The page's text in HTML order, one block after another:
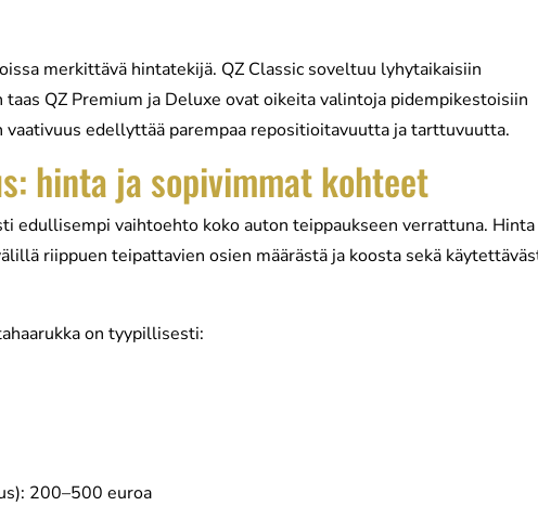
merkittävä hintatekijä. QZ Classic soveltuu lyhytaikaisiin
QZ Premium ja Deluxe ovat oikeita valintoja pidempikestoisiin
edellyttää parempaa repositioitavuutta ja tarttuvuutta.
hinta ja sopivimmat kohteet
edullisempi vaihtoehto koko auton teippaukseen verrattuna. Hinta
riippuen teipattavien osien määrästä ja koosta sekä
on tyypillisesti:
200–500 euroa